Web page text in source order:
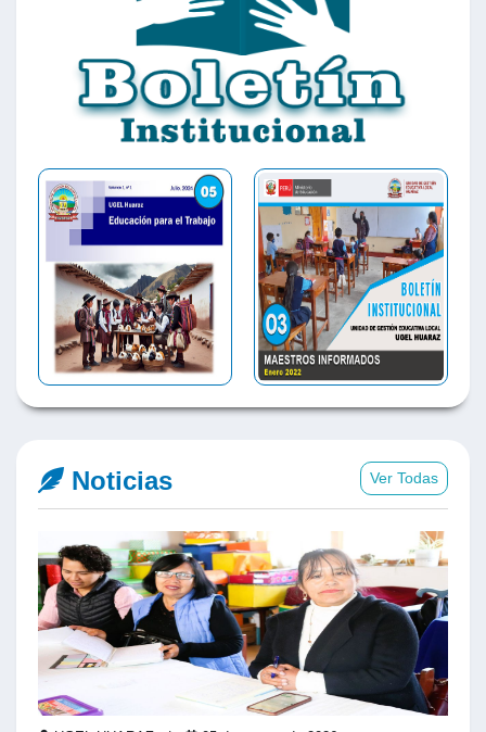
Noticias Ver Todas